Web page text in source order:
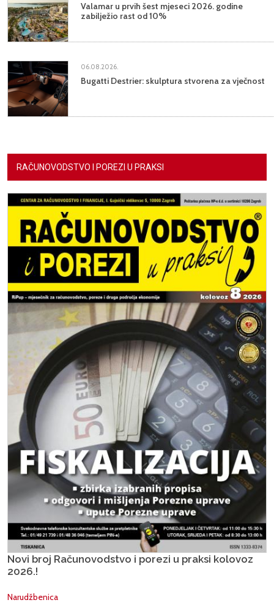
Valamar u prvih šest mjeseci 2026. godine
zabilježio rast od 10%
06.08.2026.
Bugatti Destrier: skulptura stvorena za vječnost
RAČUNOVODSTVO I POREZI U PRAKSI
Novi broj Računovodstvo i porezi u praksi kolovoz
2026.!
Narudžbenica